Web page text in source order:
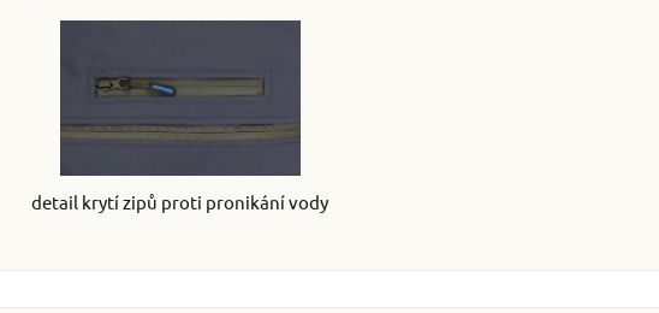
detail krytí zipů proti pronikání vody